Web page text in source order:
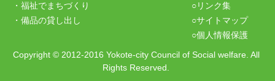
・福祉でまちづくり
・備品の貸し出し
○リンク集
○サイトマップ
○個人情報保護
Copyright© 2012-2016 Yokote-city Council of Social welfare. All
Rights Reserved.